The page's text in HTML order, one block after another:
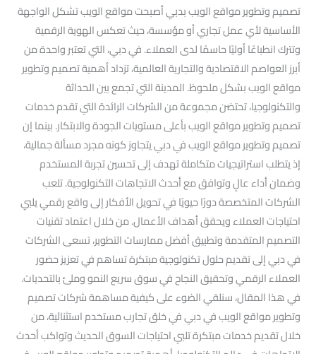
تصميم وتطوير مواقع الويب بدبي أصبحت مواقع الويب تشكل الواجهة
الأساسية لأي عمل تجاري أو مؤسسة، حيث تعكس الهوية الرقمية
وتترك انطباعًا أوليًا حاسمًا لدى العملاء. في دبي، التي تعتبر واحدة من
أبرز العواصم الاقتصادية والتجارية العالمية، تزداد أهمية تصميم وتطوير
مواقع الويب بشكل ملحوظ. المدينة التي تجمع بين الحداثة
والتكنولوجيا، تحتضن مجموعة من الشركات الرائدة التي تقدم خدمات
تصميم وتطوير مواقع الويب بأعلى مستويات الجودة والابتكار. بينما إن
تصميم وتطوير مواقع الويب في دبي يتجاوز كونه مجرد مسألة جمالية،
إذ يتطلب استراتيجيات متكاملة تهدف إلى تحسين تجربة المستخدم
وضمان أداء عالٍ وتوافق مع أحدث الاتجاهات التكنولوجية. تلعب
الشركات المتخصصة دورًا حيويًا في تحويل الأفكار إلى واقع رقمي يلبي
احتياجات العملاء ويحقق أهداف الأعمال. من خلال اعتماد تقنيات
التصميم المتقدمة وتطبيق أفضل ممارسات التطوير، تسعى الشركات
في دبي إلى تقديم حلول تكنولوجية مبتكرة تساهم في تعزيز حضور
العملاء الرقمي وتحقيق النجاح في سوق سريع النمو وملئ بالتحديات.
في هذا المقال، سنلقي الضوء على كيفية مساهمة شركات تصميم
وتطوير مواقع الويب في دبي في خلق تجارب مستخدم استثنائية، من
خلال تقديم خدمات مبتكرة تلبي احتياجات السوق الحديث وتواكب أحدث